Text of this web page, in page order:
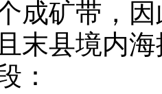
成矿带，
末县境内海
：